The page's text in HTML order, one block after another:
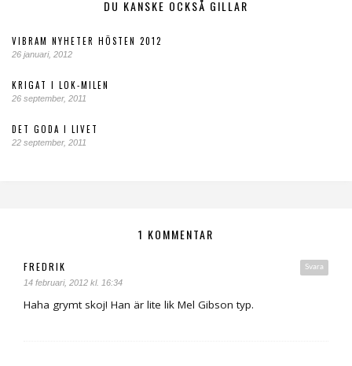
DU KANSKE OCKSÅ GILLAR
VIBRAM NYHETER HÖSTEN 2012
26 januari, 2012
KRIGAT I LOK-MILEN
26 september, 2011
DET GODA I LIVET
22 september, 2011
1 KOMMENTAR
Svara
FREDRIK
14 februari, 2012 kl. 16:34
Haha grymt skoj! Han är lite lik Mel Gibson typ.